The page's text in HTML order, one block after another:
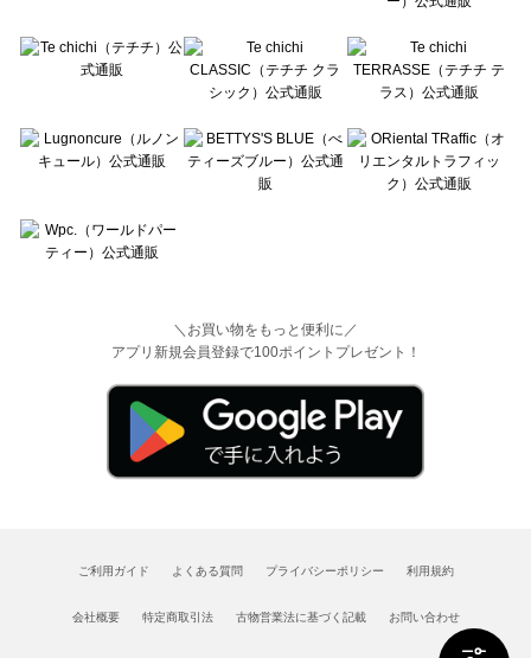
＼お買い物をもっと便利に／
アプリ新規会員登録で100ポイントプレゼント！
ご利用ガイド よくある質問 プライバシーポリシー 利用規約
会社概要 特定商取引法 古物営業法に基づく記載 お問い合わせ